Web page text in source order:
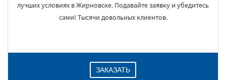
лучших условиях в Жирновске. Подавайте заявку и убедитесь
сами! Тысячи довольных клиентов.
ЗАКАЗАТЬ